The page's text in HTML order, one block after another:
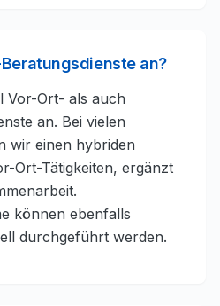
an?
Vor-Ort- als auch
an. Bei vielen
wir einen hybriden
Ort-Tätigkeiten, ergänzt
können ebenfalls
durchgeführt werden.